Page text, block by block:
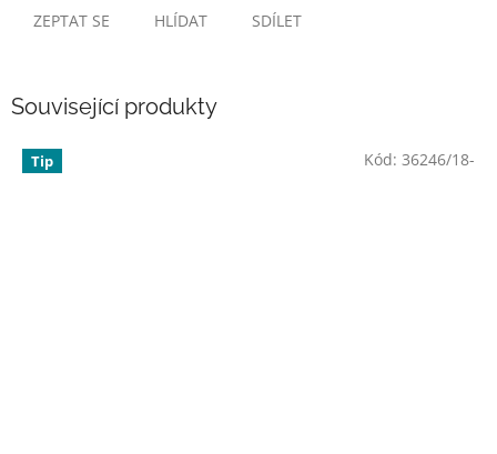
ZEPTAT SE HLÍDAT SDÍLET
Související produkty
Tip Kód: 36246/18-